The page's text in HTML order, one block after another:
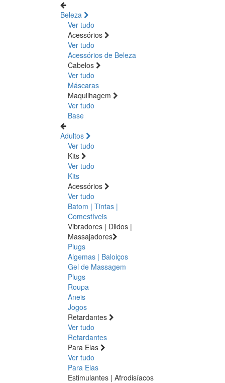
Beleza
Ver tudo
Acessórios
Ver tudo
Acessórios de Beleza
Cabelos
Ver tudo
Máscaras
Maquilhagem
Ver tudo
Base
Adultos
Ver tudo
Kits
Ver tudo
Kits
Acessórios
Ver tudo
Batom | Tintas |
Comestíveis
Vibradores | Dildos |
Massajadores
Plugs
Algemas | Baloiços
Gel de Massagem
Plugs
Roupa
Aneis
Jogos
Retardantes
Ver tudo
Retardantes
Para Elas
Ver tudo
Para Elas
Estimulantes | Afrodisíacos